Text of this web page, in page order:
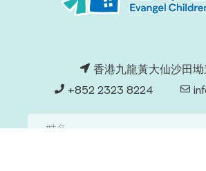
香港九龍黃大仙沙田坳
+852 2323 8224